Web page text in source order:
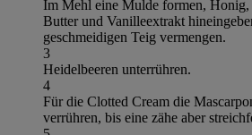
Im Mehl eine Mulde formen, Honig,
Butter und Vanilleextrakt
geschmeidigen Teig vermengen.
3
Heidelbeeren unterrühren.
4
Für die Clotted Cream die
verrühren, bis eine zähe aber